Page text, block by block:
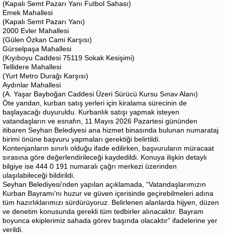
(Kapalı Semt Pazarı Yanı Futbol Sahası)
Emek Mahallesi
(Kapalı Semt Pazarı Yanı)
2000 Evler Mahallesi
(Gülen Özkan Cami Karşısı)
Gürselpaşa Mahallesi
(Kıyıboyu Caddesi 75119 Sokak Kesişimi)
Tellidere Mahallesi
(Yurt Metro Durağı Karşısı)
Aydınlar Mahallesi
(A. Yaşar Bayboğan Caddesi Üzeri Sürücü Kursu Sınav Alanı)
Öte yandan, kurban satış yerleri için kiralama sürecinin de
başlayacağı duyuruldu. Kurbanlık satışı yapmak isteyen
vatandaşların ve esnafın, 11 Mayıs 2026 Pazartesi gününden
itibaren Seyhan Belediyesi ana hizmet binasında bulunan numarataj
birimi önüne başvuru yapmaları gerektiği belirtildi.
Kontenjanların sınırlı olduğu ifade edilirken, başvuruların müracaat
sırasına göre değerlendirileceği kaydedildi. Konuya ilişkin detaylı
bilgiye ise 444 0 191 numaralı çağrı merkezi üzerinden
ulaşılabileceği bildirildi.
Seyhan Belediyesi’nden yapılan açıklamada, “Vatandaşlarımızın
Kurban Bayramı’nı huzur ve güven içerisinde geçirebilmeleri adına
tüm hazırlıklarımızı sürdürüyoruz. Belirlenen alanlarda hijyen, düzen
ve denetim konusunda gerekli tüm tedbirler alınacaktır. Bayram
boyunca ekiplerimiz sahada görev başında olacaktır” ifadelerine yer
verildi.